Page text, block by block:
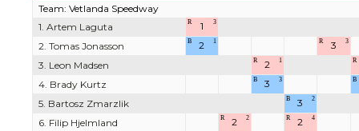
Team: Vetlanda Speedway
1. Artem Laguta
R 1 3
2. Tomas Jonasson B 2 1 R 3 3
3. Leon Madsen R 2 1 R
4. Brady Kurtz B 3 3 B
5. Bartosz Zmarzlik B 3 2
6. Filip Hjelmland R 2 2 R 2 4